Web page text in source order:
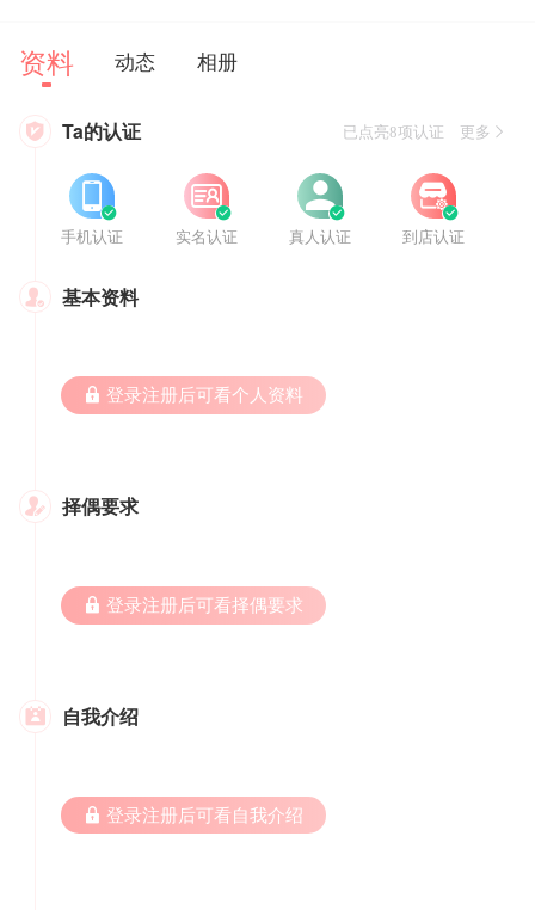
资料 动态 相册
 Ta的认证 已点亮8项认证 更多

手机认证


实名认证


真人认证


到店认证
 基本资料
 登录注册后可看个人资料
 择偶要求
 登录注册后可看择偶要求
 自我介绍
 登录注册后可看自我介绍